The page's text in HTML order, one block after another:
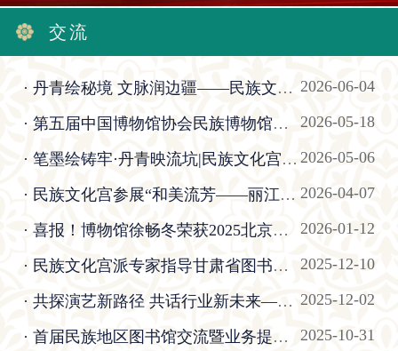
交流
· 丹青绘秘境 文脉润边疆——民族文化宫民族画院赴云南贡山开展采风写生活动 2026-06-04
· 第五届中国博物馆协会民族博物馆专业委员会青年学术研讨会成功举办 2026-05-18
· 笔墨绘铸牢·丹青映流坑|民族文化宫民族画院乐安写生成果展暨采风调研活动成功举行 2026-05-06
· 民族文化宫参展“和美流芳——丽江木府历史文化主题展” 2026-04-07
· 喜报！博物馆徐畅冬荣获2025北京策展人推介活动“精品策展方案”奖 2026-01-12
· 民族文化宫派专家指导甘肃省图书馆藏文古籍整理普查 2025-12-10
· 共探演艺新路径 共话行业新未来——民族文化宫大剧院参加中国演出行业协会八届四次理事会暨2025演艺新业态发展大会 2025-12-02
· 首届民族地区图书馆交流暨业务提升班在延吉举办赋能文献保护与阅读推广创新 2025-10-31